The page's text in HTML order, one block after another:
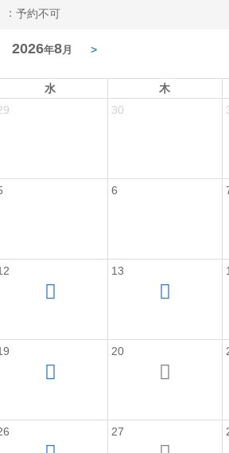
： 予約不可
2026年8 月 >
水 木
30
6
13
20
27